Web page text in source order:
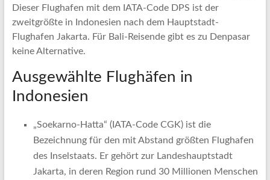
Dieser Flughafen mit dem IATA-Code DPS ist der
zweitgrößte in Indonesien nach dem Hauptstadt-
Flughafen Jakarta. Für Bali-Reisende gibt es zu Denpasar
keine Alternative.
Ausgewählte Flughäfen in
Indonesien
„Soekarno-Hatta“ (IATA-Code CGK) ist die
Bezeichnung für den mit Abstand größten Flughafen
des Inselstaats. Er gehört zur Landeshauptstadt
Jakarta, in deren Region rund 30 Millionen Menschen